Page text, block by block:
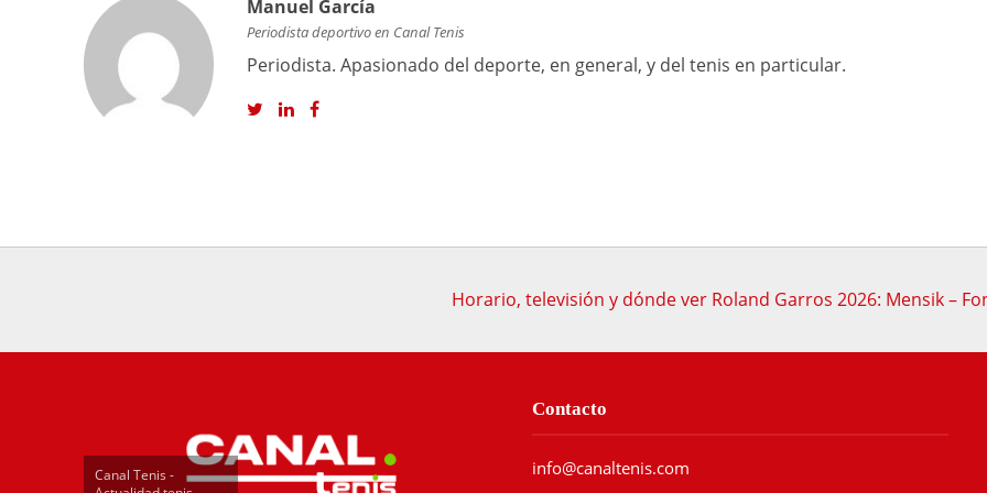
Manuel García
Periodista deportivo en Canal Tenis
Periodista. Apasionado del deporte, en general, y del tenis en particular.
Horario, televisión y dónde ver Roland Garros 2026: Mensik –
Canal Tenis -
Contacto
info@canaltenis.com